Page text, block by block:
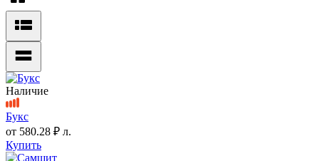
Наличие
Букс
от 580.28 ₽ л.
Купить